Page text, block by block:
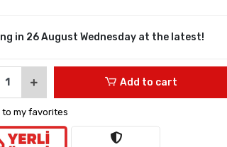
in 26 August Wednesday at the latest!
Add to cart
to my favorites